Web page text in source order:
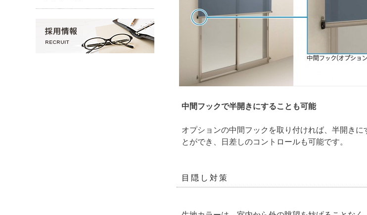
中間フックで半開きにすることも可能
オプションの中間フックを取り付ければ、半開きに
とができ、日差しのコントロールも可能です。
目隠し対策